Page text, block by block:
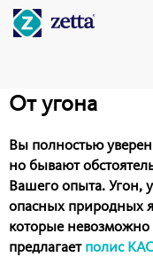
От угона
Вы полностью
но бывают
Вашего опыта. Угон,
опасных природных
которые
предлагает полис